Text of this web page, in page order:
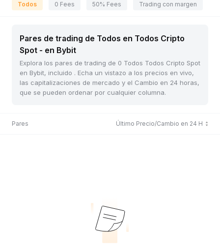
Todos 0 Fees 50% Fees Trading con margen
Pares de trading de Todos en Todos Cripto
Spot - en Bybit
Explora los pares de trading de 0 Todos Todos Cripto Spot
en Bybit, incluido . Echa un vistazo a los precios en vivo,
las capitalizaciones de mercado y el Cambio en 24 horas,
que se pueden ordenar por cualquier columna.
Pares Último Precio/Cambio en 24 H